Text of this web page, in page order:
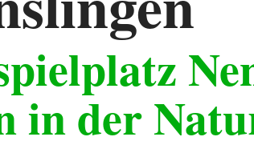
in der